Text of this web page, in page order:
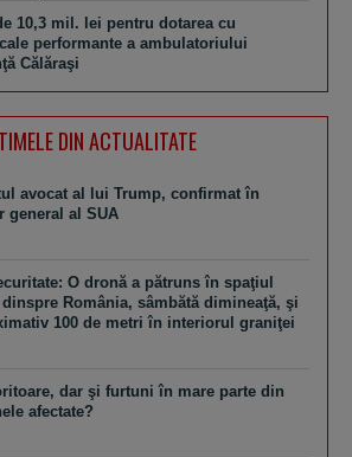
10,3 mil. lei pentru dotarea cu
performante a ambulatoriului
Călăraşi
DIN ACTUALITATE
avocat al lui Trump, confirmat în
general al SUA
O dronă a pătruns în spaţiul
România, sâmbătă dimineaţă, şi
100 de metri în interiorul graniţei
dar şi furtuni în mare parte din
afectate?